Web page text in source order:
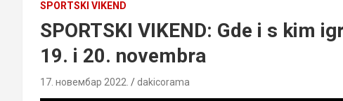
SPORTSKI VIKEND
SPORTSKI VIKEND: Gde i s kim
19. i 20. novembra
17. новембар 2022. dakicorama